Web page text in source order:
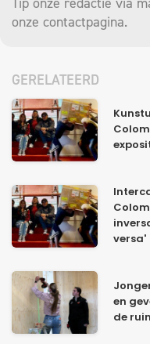
onze contactpagina.
GERELATEERD
versa'
en
de